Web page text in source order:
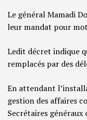
Le général Mamadi
leur mandat pour
Ledit décret indique
remplacés par des
En attendant
gestion des affaires
Secrétaires généraux